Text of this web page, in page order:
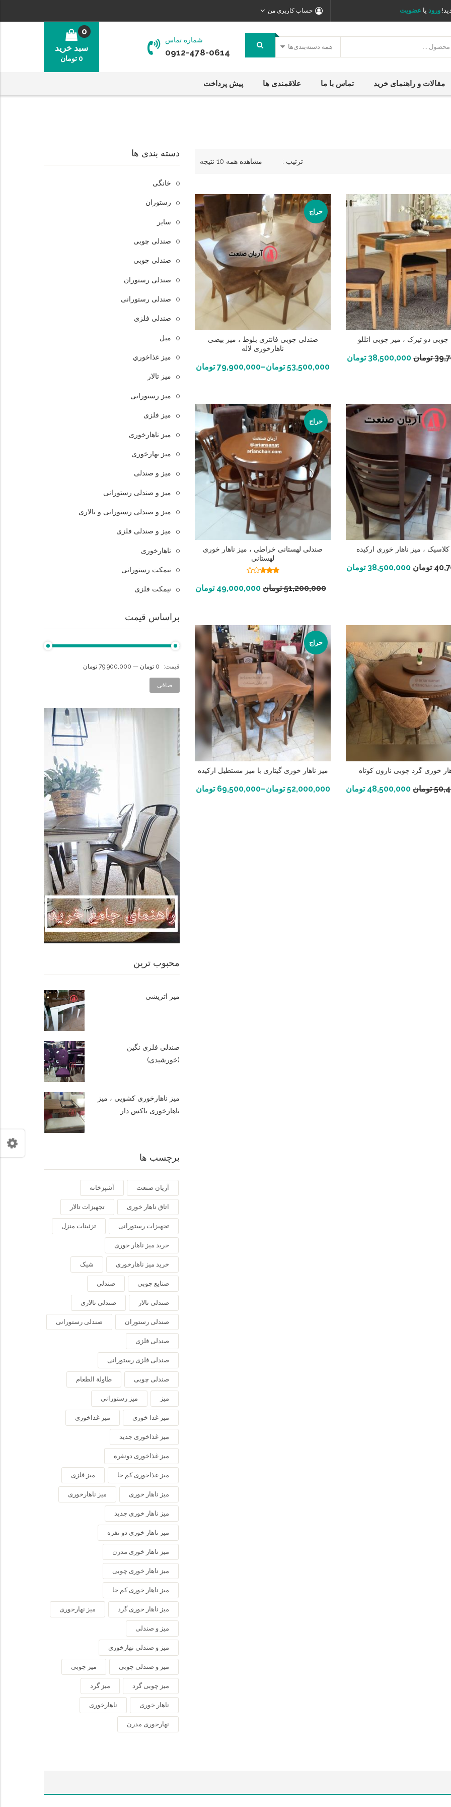
ورود یا عضویت حساب کاربری من
همه دسته‌بندی‌ها
شماره تماس
0912-478-0614 سبد خرید
0
0 تومان
مقالات و راهنمای خرید تماس با ما علاقمندی ها پیش پرداخت
دسته بندی ها
خانگی
رستوران
سایر
صندلی چوبی
صندلی چوبی
صندلی رستوران
صندلی رستورانی
صندلی فلزی
مبل
ميز غذاخوري
میز تالار
میز رستورانی
میز فلزی
میز ناهارخوری
میز نهارخوری
میز و صندلی
میز و صندلی رستورانی
میز و صندلی رستورانی و تالاری
میز و صندلی فلزی
ناهارخوری
نیمکت رستورانی
نیمکت فلزی
براساس قیمت
صافی
قيمت: 0 تومان — 79,900,000 تومان
محبوب ترین
میز اتریشی
صندلی فلزی نگین
(خورشیدی)
میز ناهارخوری کشویی ، میز
ناهارخوری باکس دار
برچسب ها
آریان صنعت آشپزخانه
اتاق ناهار خوری تجهیزات تالار
تجهیزات رستورانی تزئینات منزل
خرید میز ناهار خوری
خرید میز ناهارخوری شیک
صنایع چوبی صندلی
صندلی تالار صندلی تالاری
صندلی رستوران صندلی رستورانی
صندلی فلزی
صندلی فلزی رستورانی
صندلی چوبی طاولة الطعام
میز میز رستورانی
میز غذا خوری میز غذاخوری
میز غذاخوری جدید
میز غذاخوری دونفره
میز غذاخوری کم جا میز فلزی
میز ناهار خوری میز ناهارخوری
میز ناهار خوری جدید
میز ناهار خوری دو نفره
میز ناهار خوری مدرن
میز ناهار خوری چوبی
میز ناهار خوری کم جا
میز ناهار خوری گرد میز نهارخوری
میز و صندلی
میز و صندلی نهارخوری
میز و صندلی چوبی میز چوبی
میز چوبی گرد میز گرد
ناهار خوری ناهارخوری
نهارخوری مدرن
مشاهده همه 10 نتیجه ترتیب :
دو تیرک ، میز چوبی اتللو
تومان 38,500,000 تومان افزودن به سبد خرید
حراج
صندلی چوبی فانتزی بلوط ، میز بیضی
ناهارخوری لاله
53,500,000 تومان–
79,900,000 تومان انتخاب گزینه ها
، میز ناهار خوری ارکیده
تومان 38,500,000 تومان افزودن به سبد خرید
حراج
صندلی لهستانی خراطی ، میز ناهار خوری
لهستانی
2.59
از 5
51,200,000 تومان 49,000,000 تومان افزودن به سبد خرید
خوری گرد چوبی نارون کوتاه
تومان 48,500,000 تومان افزودن به سبد خرید
حراج
میز ناهار خوری گیتاری با میز مستطیل ارکیده
52,000,000 تومان–
69,500,000 تومان انتخاب گزینه ها